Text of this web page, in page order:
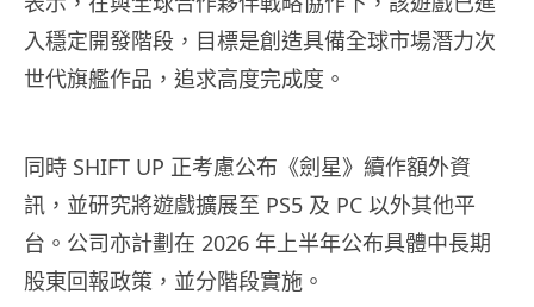
入穩定開發階段，目標是創造具備全球市場潛力次
世代旗艦作品，追求高度完成度。
同時 SHIFT UP 正考慮公布《劍星》續作額外資
訊，並研究將遊戲擴展至 PS5 及 PC 以外其他平
台。公司亦計劃在 2026 年上半年公布具體中長期
股東回報政策，並分階段實施。